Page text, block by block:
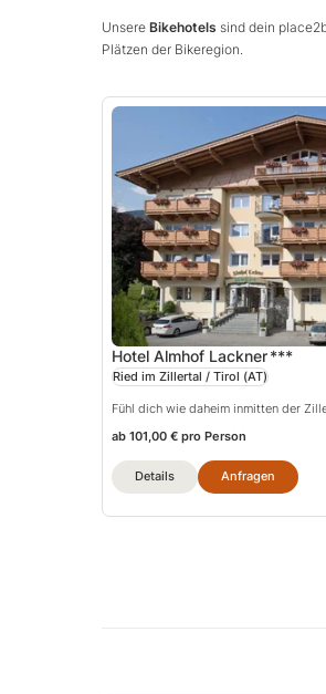
Unsere Bikehotels sind dein
Plätzen der Bikeregion.
Hotel Almhof Lackner***
Ried im Zillertal / Tirol (AT)
Fühl dich wie daheim inmitten der
ab 101,00 € pro Person
Details Anfragen